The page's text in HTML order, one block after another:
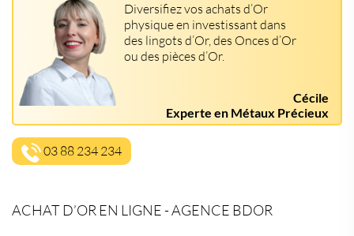
Diversifiez vos achats d’Or
physique en investissant dans
des lingots d’Or, des Onces d’Or
ou des pièces d’Or.
Cécile
Experte en Métaux Précieux
03 88 234 234
ACHAT D’OR EN LIGNE - AGENCE BDOR